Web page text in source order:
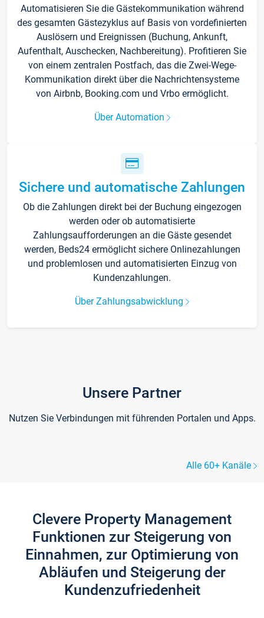
Automatisieren Sie die Gästekommunikation während
des gesamten Gästezyklus auf Basis von vordefinierten
Auslösern und Ereignissen (Buchung, Ankunft,
Aufenthalt, Auschecken, Nachbereitung). Profitieren Sie
von einem zentralen Postfach, das die Zwei-Wege-
Kommunikation direkt über die Nachrichtensysteme
von Airbnb, Booking.com und Vrbo ermöglicht.
Über Automation
Sichere und automatische Zahlungen
Ob die Zahlungen direkt bei der Buchung eingezogen
werden oder ob automatisierte
Zahlungsaufforderungen an die Gäste gesendet
werden, Beds24 ermöglicht sichere Onlinezahlungen
und problemlosen und automatisierten Einzug von
Kundenzahlungen.
Über Zahlungsabwicklung
Unsere Partner
Nutzen Sie Verbindungen mit führenden Portalen und Apps.
Alle 60+ Kanäle
Clevere Property Management
Funktionen zur Steigerung von
Einnahmen, zur Optimierung von
Abläufen und Steigerung der
Kundenzufriedenheit